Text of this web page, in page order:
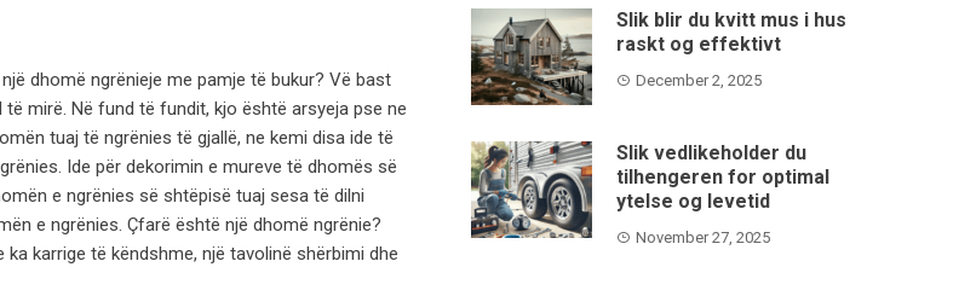
dhomë ngrënieje me pamje të bukur? Vë bast
mirë. Në fund të fundit, kjo është arsyeja pse ne
tuaj të ngrënies të gjallë, ne kemi disa ide të
Ide për dekorimin e mureve të dhomës së
e ngrënies së shtëpisë tuaj sesa të dilni
e ngrënies. Çfarë është një dhomë ngrënie?
karrige të këndshme, një tavolinë shërbimi dhe
Slik blir du kvitt mus i hus
raskt og effektivt
December 2, 2025
Slik vedlikeholder du
tilhengeren for optimal
ytelse og levetid
November 27, 2025